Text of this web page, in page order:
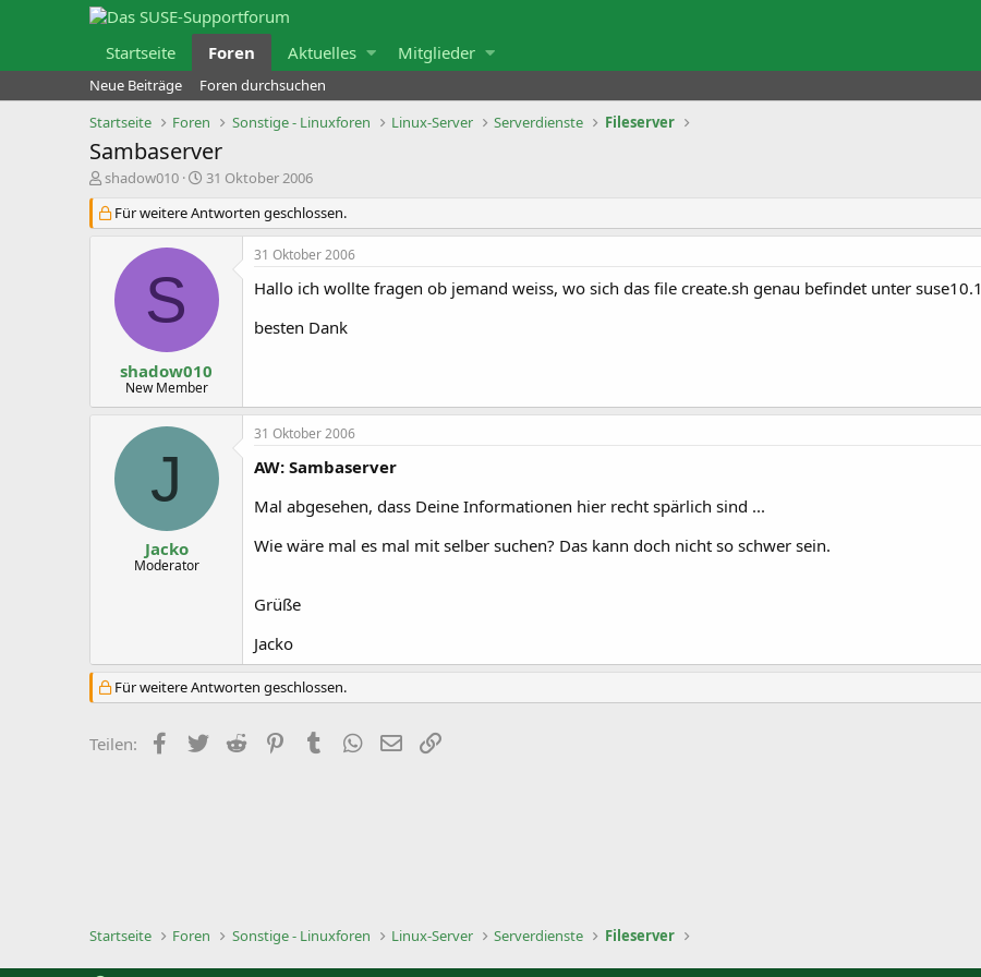
Startseite Foren Aktuelles Mitglieder
Neue Beiträge
Foren durchsuchen
Startseite
Foren Sonstige - Linuxforen Linux-Server Serverdienste Fileserver
Sambaserver
E
s
t
shadow010
E
s
t
l
m
31 Oktober 2006
Für weitere Antworten geschlossen.
S
shadow010
New Member
31 Oktober 2006
Hallo ich wollte fragen ob jemand weiss, wo sich das file create.sh genau befindet unter
besten Dank
J
Jacko
Moderator
31 Oktober 2006
AW: Sambaserver
Mal abgesehen, dass Deine Informationen hier recht spärlich sind ...
Wie wäre mal es mal mit selber suchen? Das kann doch nicht so schwer sein.
Grüße
Jacko
Für weitere Antworten geschlossen.
Teilen: Facebook
TwitterReddit PinterestTumblrWhatsApp
E-MailLink
Startseite Foren Sonstige - Linuxforen Linux-Server Serverdienste Fileserver